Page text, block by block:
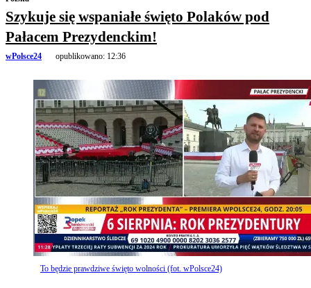
Szykuje się wspaniałe święto Polaków pod
Pałacem Prezydenckim!
wPolsce24 opublikowano: 12:36
To będzie prawdziwe święto wolności (fot. wPolsce24)